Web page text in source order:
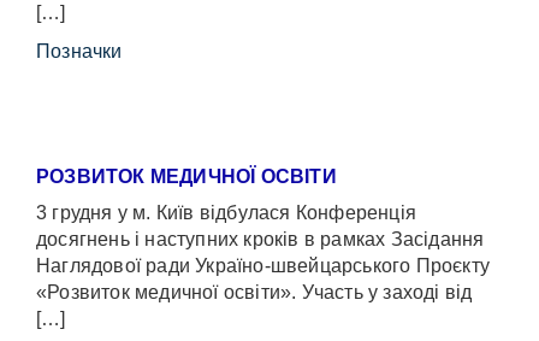
[…]
Позначки
РОЗВИТОК МЕДИЧНОЇ ОСВІТИ
3 грудня у м. Київ відбулася Конференція
досягнень і наступних кроків в рамках Засідання
Наглядової ради Україно-швейцарського Проєкту
«Розвиток медичної освіти». Участь у заході від
[…]